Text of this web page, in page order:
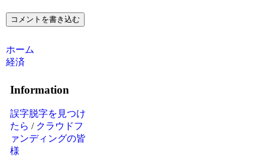
コメントを書き込む
ホーム
経済
Information
誤字脱字を見つけ
たら / クラウドフ
ァンディングの皆
様